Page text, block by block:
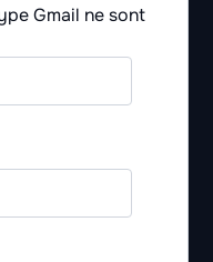
Gmail ne sont